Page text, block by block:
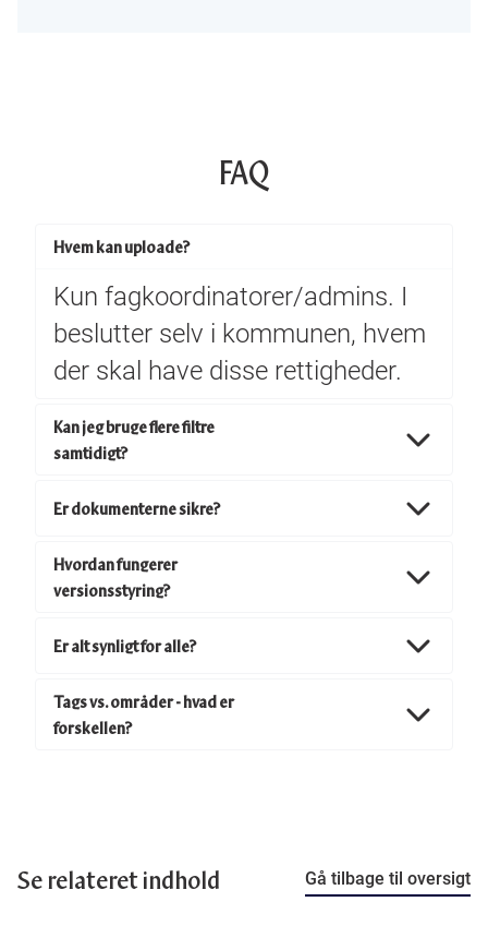
FAQ
Hvem kan uploade?
Kun fagkoordinatorer/admins. I
beslutter selv i kommunen, hvem
der skal have disse rettigheder.
Kan jeg bruge flere filtre
samtidigt?
Er dokumenterne sikre?
Hvordan fungerer
versionsstyring?
Er alt synligt for alle?
Tags vs. områder - hvad er
forskellen?
Se relateret indhold Gå tilbage til oversigt